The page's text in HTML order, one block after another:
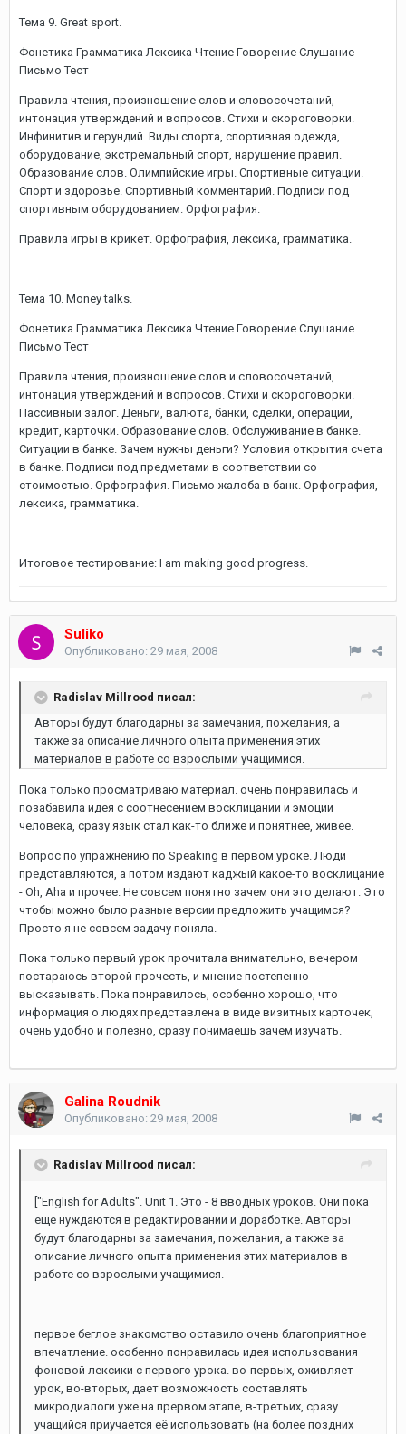
Тема 9. Great sport.
Фонетика Грамматика Лексика Чтение Говорение Слушание
Письмо Тест
Правила чтения, произношение слов и словосочетаний,
интонация утверждений и вопросов. Стихи и скороговорки.
Инфинитив и герундий. Виды спорта, спортивная одежда,
оборудование, экстремальный спорт, нарушение правил.
Образование слов. Олимпийские игры. Спортивные ситуации.
Спорт и здоровье. Спортивный комментарий. Подписи под
спортивным оборудованием. Орфография.
Правила игры в крикет. Орфография, лексика, грамматика.
Тема 10. Money talks.
Фонетика Грамматика Лексика Чтение Говорение Слушание
Письмо Тест
Правила чтения, произношение слов и словосочетаний,
интонация утверждений и вопросов. Стихи и скороговорки.
Пассивный залог. Деньги, валюта, банки, сделки, операции,
кредит, карточки. Образование слов. Обслуживание в банке.
Ситуации в банке. Зачем нужны деньги? Условия открытия счета
в банке. Подписи под предметами в соответствии со
стоимостью. Орфография. Письмо жалоба в банк. Орфография,
лексика, грамматика.
Итоговое тестирование: I am making good progress.
Suliko
Опубликовано: 29 мая, 2008
Radislav Millrood писал:
Авторы будут благодарны за замечания, пожелания, а
также за описание личного опыта применения этих
материалов в работе со взрослыми учащимися.
Пока только просматриваю материал. очень понравилась и
позабавила идея с соотнесением восклицаний и эмоций
человека, сразу язык стал как-то ближе и понятнее, живее.
Вопрос по упражнению по Speaking в первом уроке. Люди
представляются, а потом издают каджый какое-то восклицание
- Oh, Aha и прочее. Не совсем понятно зачем они это делают. Это
чтобы можно было разные версии предложить учащимся?
Просто я не совсем задачу поняла.
Пока только первый урок прочитала внимательно, вечером
постараюсь второй прочесть, и мнение постепенно
высказывать. Пока понравилось, особенно хорошо, что
информация о людях представлена в виде визитных карточек,
очень удобно и полезно, сразу понимаешь зачем изучать.
Galina Roudnik
Опубликовано: 29 мая, 2008
Radislav Millrood писал:
["English for Adults". Unit 1. Это - 8 вводных уроков. Они пока
еще нуждаются в редактировании и доработке. Авторы
будут благодарны за замечания, пожелания, а также за
описание личного опыта применения этих материалов в
работе со взрослыми учащимися.
первое беглое знакомство оставило очень благоприятное
впечатление. особенно понравилась идея использования
фоновой лексики с первого урока. во-первых, оживляет
урок, во-вторых, дает возможность составлять
микродиалоги уже на прервом этапе, в-третьих, сразу
учащийся приучается её использовать (на более поздних